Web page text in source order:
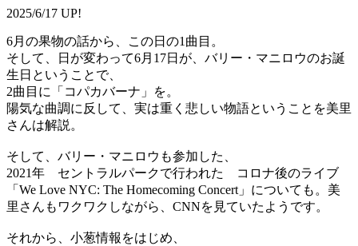
2025/6/17 UP!
6月の果物の話から、この日の1曲目。
そして、日が変わって6月17日が、バリー・マニロウのお誕
生日ということで、
2曲目に「コパカバーナ」を。
陽気な曲調に反して、実は重く悲しい物語ということを美里
さんは解説。
そして、バリー・マニロウも参加した、
2021年 セントラルパークで行われた コロナ後のライブ
「We Love NYC: The Homecoming Concert」についても。美
里さんもワクワクしながら、CNNを見ていたようです。
それから、小葱情報をはじめ、